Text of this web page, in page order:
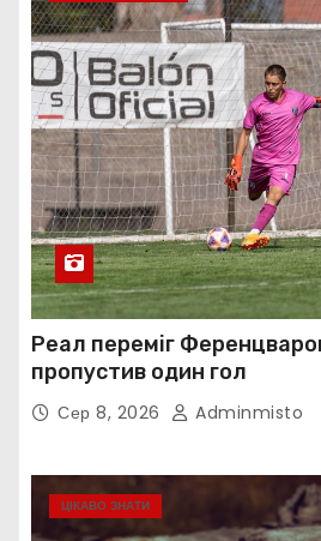
Реал переміг
пропустив один гол
Сер 8, 2026 Adminmisto
ЦІКАВО ЗНАТИ